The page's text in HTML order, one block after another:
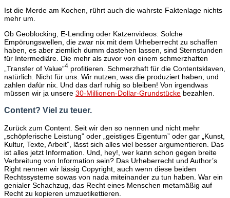
Ist die Merde am Kochen, rührt auch die wahrste Faktenlage nichts
mehr um.
Ob Geoblocking, E-Lending oder Katzenvideos: Solche
Empörungswellen, die zwar nix mit dem Urheberrecht zu schaffen
haben, es aber ziemlich dumm dastehen lassen, sind Sternstunden
für Intermediäre. Die mehr als zuvor von einem schmerzhaften
„Transfer of Value”4 profitieren. Schmerzhaft für die Contentsklaven,
natürlich. Nicht für uns. Wir nutzen, was die produziert haben, und
zahlen dafür nix. Und das darf ruhig so bleiben! Von irgendwas
müssen wir ja unsere 30-Millionen-Dollar-Grundstücke bezahlen.
Content? Viel zu teuer.
Zurück zum Content. Seit wir den so nennen und nicht mehr
„schöpferische Leistung” oder „geistiges Eigentum” oder gar „Kunst,
Kultur, Texte, Arbeit”, lässt sich alles viel besser argumentieren. Das
ist alles jetzt Information. Und, hey!, wer kann schon gegen breite
Verbreitung von Information sein? Das Urheberrecht und Author’s
Right nennen wir lässig Copyright, auch wenn diese beiden
Rechtssysteme sowas von nada miteinander zu tun haben. War ein
genialer Schachzug, das Recht eines Menschen metamäßig auf
Recht zu kopieren umzuetikettieren.